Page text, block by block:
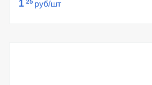
1 25 руб/шт